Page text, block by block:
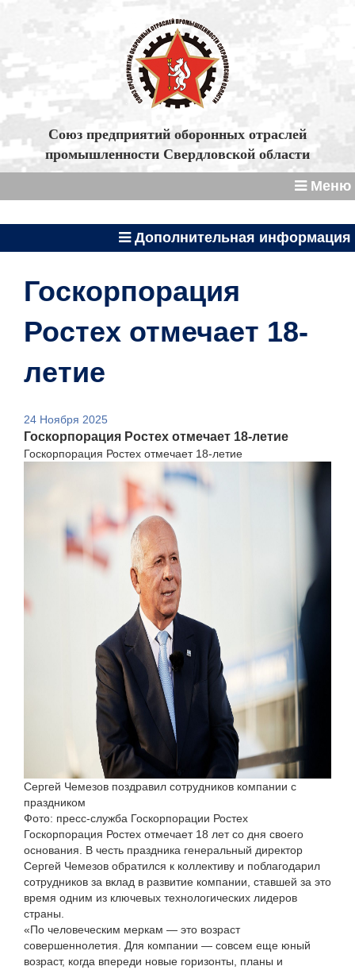
Союз предприятий оборонных отраслей
промышленности Свердловской области
Меню
Дополнительная информация
Госкорпорация
Ростех отмечает 18-
летие
24 Ноября 2025
Госкорпорация Ростех отмечает 18-летие
Госкорпорация Ростех отмечает 18-летие
Сергей Чемезов поздравил сотрудников компании с
праздником
Фото: пресс-служба Госкорпорации Ростех
Госкорпорация Ростех отмечает 18 лет со дня своего
основания. В честь праздника генеральный директор
Сергей Чемезов обратился к коллективу и поблагодарил
сотрудников за вклад в развитие компании, ставшей за это
время одним из ключевых технологических лидеров
страны.
«По человеческим меркам — это возраст
совершеннолетия. Для компании — совсем еще юный
возраст, когда впереди новые горизонты, планы и